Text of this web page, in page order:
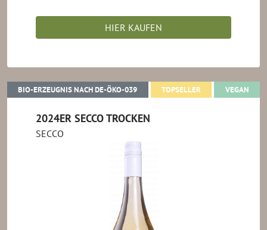
HIER KAUFEN
BIO-ERZEUGNIS NACH DE-ÖKO-039BIO-ERZEUGNIS NACH DE-ÖKO-039
TOPSELLER TOPSELLER
VEGAN
2024ER SECCO TROCKEN
SECCO